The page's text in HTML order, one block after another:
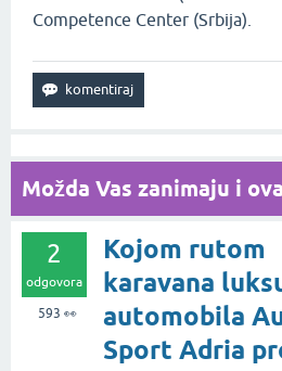
Competence Center (Srbija).
Možda Vas zanimaju i
2
odgovora
593 👀
Kojom rutom
karavana
automobila
Sport Adria